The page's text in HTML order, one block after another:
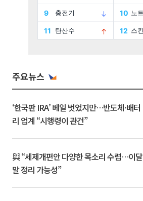
주요뉴스
‘한국판 IRA’ 베일 벗었지만…반도체·배터
리 업계 “시행령이 관건”
與 “세제개편안 다양한 목소리 수렴…이달
말 정리 가능성”